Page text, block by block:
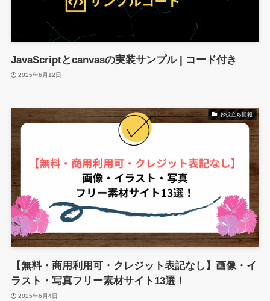
JavaScriptとcanvasの実装サンプル | コード付き
2025年6月12日
お役立ち情報
【無料・商用利用可・クレジット表記なし】画像・イ
ラスト・写真フリー素材サイト13選！
2025年6月4日